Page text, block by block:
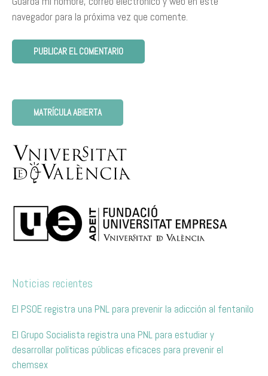
navegador para la próxima vez que comente.
MATRÍCULA ABIERTA
Noticias recientes
El PSOE registra una PNL para prevenir la adicción al fentanilo
El Grupo Socialista registra una PNL para estudiar y
desarrollar políticas públicas eficaces para prevenir el
chemsex